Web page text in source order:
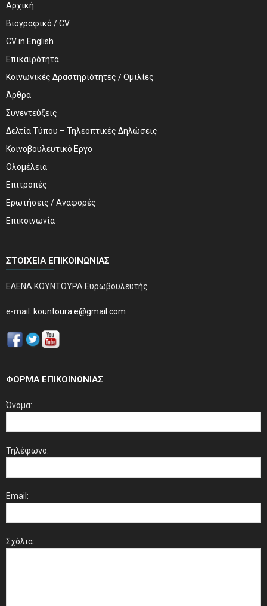
Αρχική
Βιογραφικό / CV
CV in English
Επικαιρότητα
Κοινωνικές Δραστηριότητες / Ομιλίες
Άρθρα
Συνεντεύξεις
Δελτία Τύπου – Τηλεοπτικές Δηλώσεις
Κοινοβουλευτικό Εργο
Ολομέλεια
Επιτροπές
Ερωτήσεις / Αναφορές
Επικοινωνία
ΣΤΟΙΧΕΊΑ ΕΠΙΚΟΙΝΩΝΊΑΣ
ΕΛΕΝΑ ΚΟΥΝΤΟΥΡΑ Ευρωβουλευτής
e-mail: kountoura.e@gmail.com
ΦΌΡΜΑ ΕΠΙΚΟΙΝΩΝΊΑΣ
Όνομα:
Τηλέφωνο:
Email:
Σχόλια: